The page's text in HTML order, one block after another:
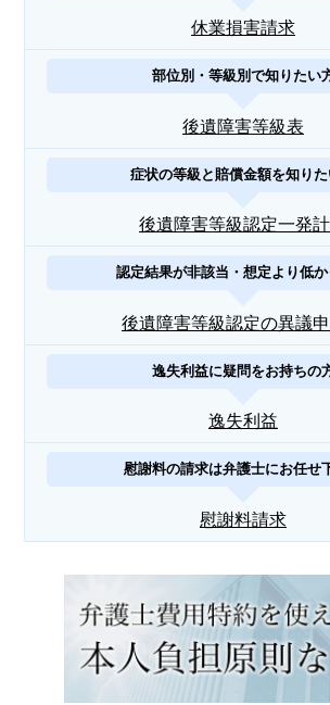
休業損害請求
部位別・等級別で知りたい
後遺障害等級表
症状の等級と賠償金額を知り
後遺障害等級認定一発
認定結果が非該当・想定より低
後遺障害等級認定の異議
逸失利益に疑問をお持ちの
逸失利益
慰謝料の請求は弁護士にお任せ
慰謝料請求